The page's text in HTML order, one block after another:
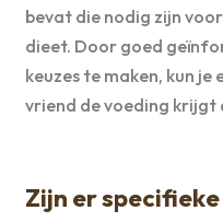
bevat die nodig zijn
dieet. Door goed
keuzes te maken, kun
vriend de voeding krijgt
Zijn er